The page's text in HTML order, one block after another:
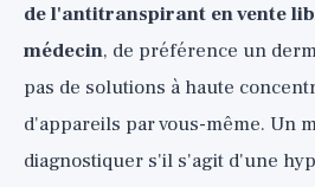
de l'antitranspirant en vente
médecin, de préférence un
pas de solutions à haute
d'appareils par vous-même. Un
diagnostiquer s'il s'agit d'une